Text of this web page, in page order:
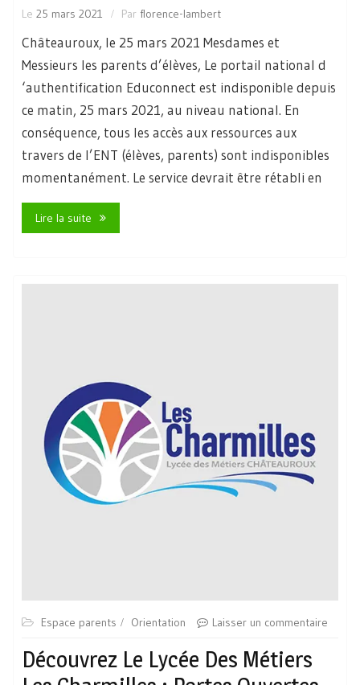
Le 25 mars 2021 Par florence-lambert
Châteauroux, le 25 mars 2021 Mesdames et
Messieurs les parents d’élèves, Le portail national d
‘authentification Educonnect est indisponible depuis
ce matin, 25 mars 2021, au niveau national. En
conséquence, tous les accès aux ressources aux
travers de l’ENT (élèves, parents) sont indisponibles
momentanément. Le service devrait être rétabli en
Lire la suite
Espace parents Orientation Laisser un commentaire
Découvrez Le Lycée Des Métiers